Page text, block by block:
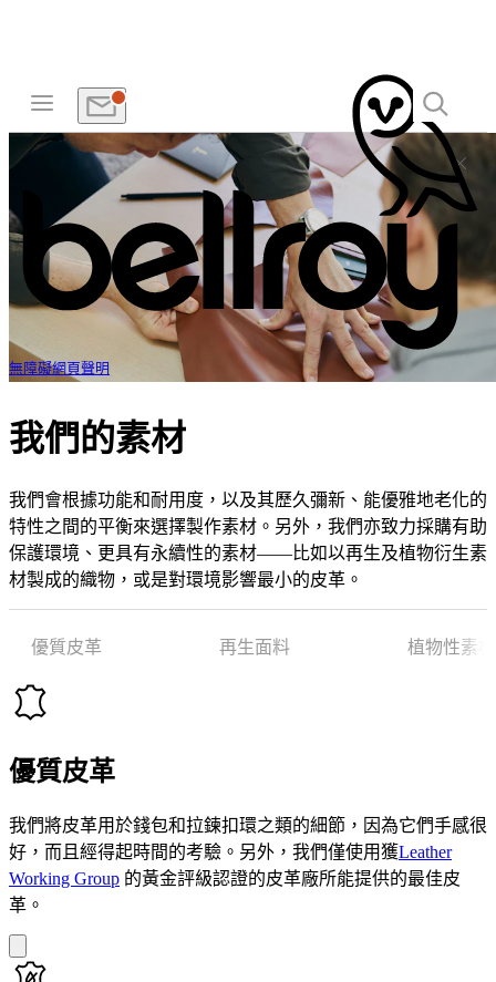
無障礙網頁聲明
我們的素材
我們會根據功能和耐用度，以及其歷久彌新、能優雅地老化的
特性之間的平衡來選擇製作素材。另外，我們亦致力採購有助
保護環境、更具有永續性的素材——比如以再生及植物衍生素
材製成的織物，或是對環境影響最小的皮革。
優質皮革 再生面料 植物性素材
優質皮革
我們將皮革用於錢包和拉鍊扣環之類的細節，因為它們手感很
好，而且經得起時間的考驗。另外，我們僅使用獲Leather
Working Group 的黃金評級認證的皮革廠所能提供的最佳皮
革。